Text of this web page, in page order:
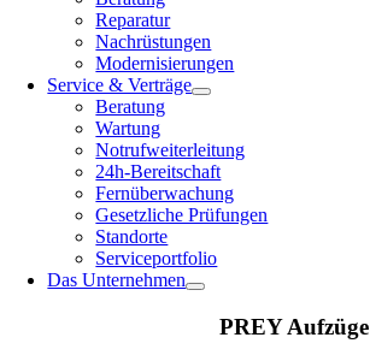
Reparatur
Nachrüstungen
Modernisierungen
Service & Verträge
Beratung
Wartung
Notrufweiterleitung
24h-Bereitschaft
Fernüberwachung
Gesetzliche Prüfungen
Standorte
Serviceportfolio
Das Unternehmen
PREY Aufzüge